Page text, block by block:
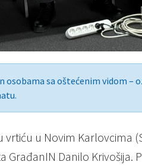
osobama sa oštećenim vidom –
vrtiću u Novim Karlovcima
Danilo Krivošija.